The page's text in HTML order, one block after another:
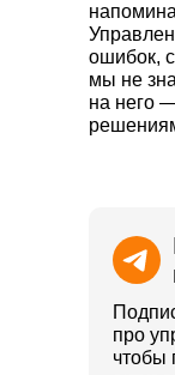
ошибок,
мы не
на него
про
чтобы